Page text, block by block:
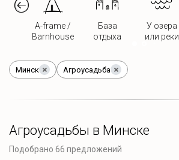
A-frame /
Barnhouse
База
отдыха
У озера
или реки
Минск Агроусадьба
Агроусадьбы в Минске
Подобрано 66 предложений